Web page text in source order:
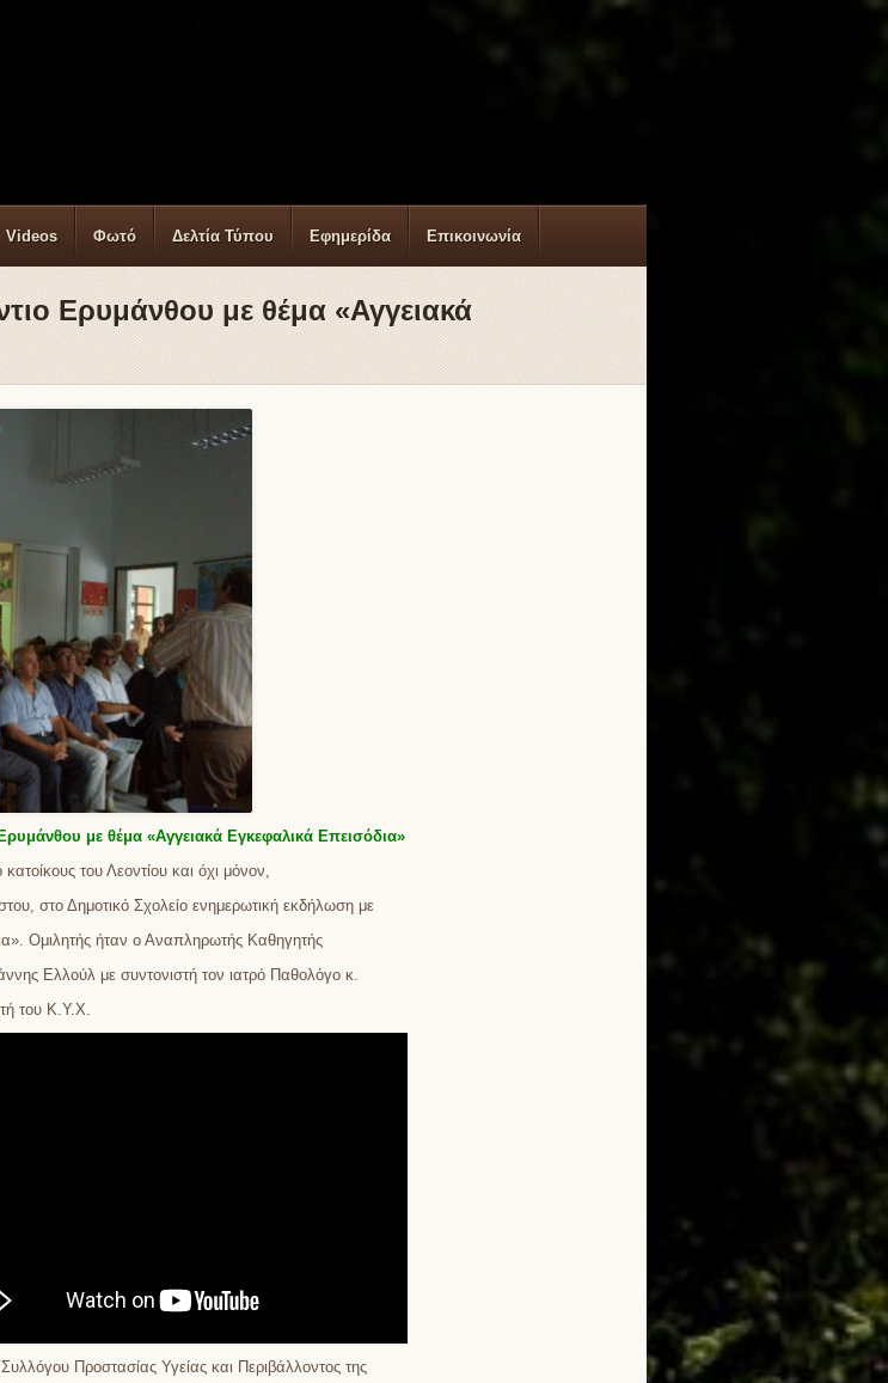
Videos Φωτό Δελτία Τύπου Εφημερίδα Επικοινωνία
Ερυμάνθου με θέμα «Αγγειακά
με θέμα «Αγγειακά Εγκεφαλικά Επεισόδια»
του Λεοντίου και όχι μόνον,
στο Δημοτικό Σχολείο ενημερωτική εκδήλωση με
Ομιλητής ήταν ο Αναπληρωτής Καθηγητής
Ελλούλ με συντονιστή τον ιατρό Παθολόγο κ.
του Κ.Υ.Χ.
Προστασίας Υγείας και Περιβάλλοντος της